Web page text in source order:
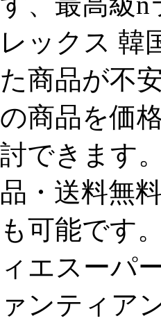
レックス 韓
た商品が不
の商品を価
討できます
品・送料無
も可能です
ィエスーパ
ァンティア